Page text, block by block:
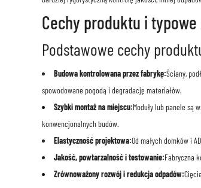
Cechy produktu i
Podstawowe cechy
Budowa kontrolowana przez fabrykę:Ściany,
spowodowane pogodą i degradację materiałów.
Szybki montaż na miejscu:Moduły lub panele są
konwencjonalnych budów.
Elastyczność projektowa:Od małych domków i
Jakość, powtarzalność i testowanie:Fabryczna
Zrównoważony rozwój i redukcja odpadów: